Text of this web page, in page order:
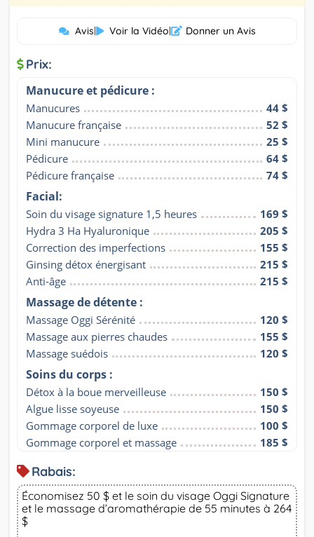
Avis| Voir la Vidéo| Donner un Avis
Prix:
Manucure et pédicure :
Manucures
44 $
Manucure française
52 $
Mini manucure
25 $
Pédicure
64 $
Pédicure française
74 $
Facial:
Soin du visage signature 1,5 heures
169 $
Hydra 3 Ha Hyaluronique
205 $
Correction des imperfections
155 $
Ginsing détox énergisant
215 $
Anti-âge
215 $
Massage de détente :
Massage Oggi Sérénité
120 $
Massage aux pierres chaudes
155 $
Massage suédois
120 $
Soins du corps :
Détox à la boue merveilleuse
150 $
Algue lisse soyeuse
150 $
Gommage corporel de luxe
100 $
Gommage corporel et massage
185 $
Rabais:
Économisez 50 $ et le soin du visage Oggi Signature
et le massage d’aromathérapie de 55 minutes à 264
$